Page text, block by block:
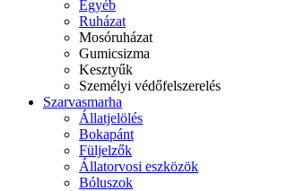
Egyéb
Ruházat
Mosóruházat
Gumicsizma
Kesztyűk
Személyi védőfelszerelés
Szarvasmarha
Állatjelölés
Bokapánt
Füljelzők
Állatorvosi eszközök
Bóluszok